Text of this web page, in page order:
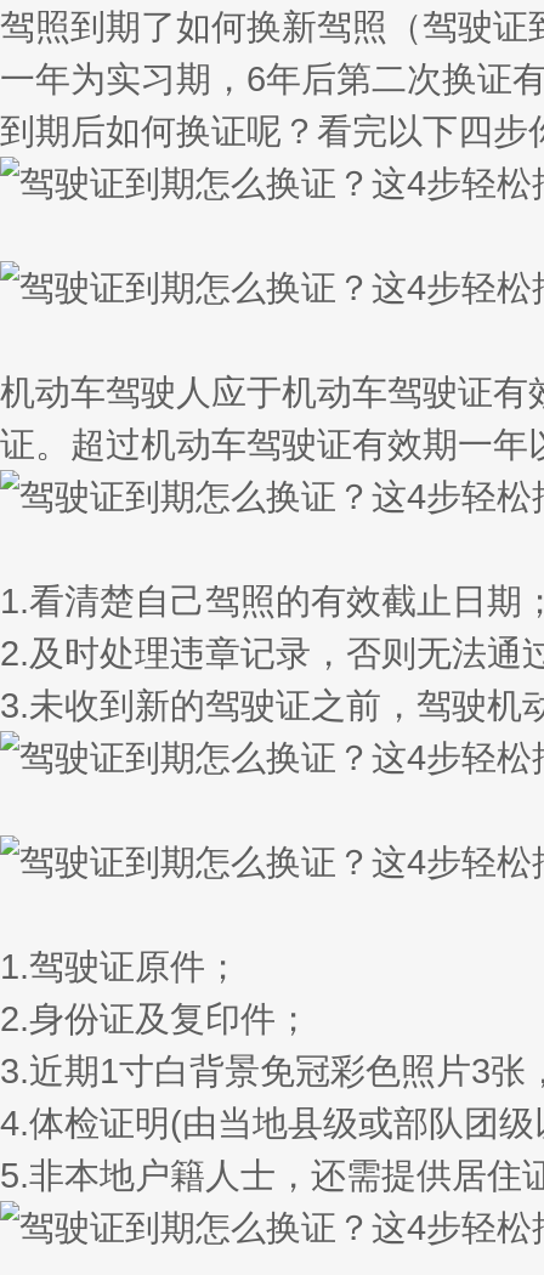
驾照到期了如何换新驾照（驾驶
一年为实习期，6年后第二次换证
到期后如何换证呢？看完以下四步
机动车驾驶人应于机动车驾驶证
证。超过机动车驾驶证有效期一
1.看清楚自己驾照的有效截止日期
2.及时处理违章记录，否则无法通
3.未收到新的驾驶证之前，驾驶机
1.驾驶证原件；
2.身份证及复印件；
3.近期1寸白背景免冠彩色照片3
4.体检证明(由当地县级或部队团
5.非本地户籍人士，还需提供居住